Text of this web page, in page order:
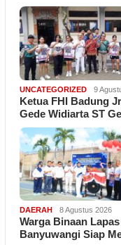
UNCATEGORIZED 9
Ketua FHI Badung
Gede Widiarta ST
DAERAH 8 Agustus 2026
Warga Binaan Lapas
Banyuwangi Siap